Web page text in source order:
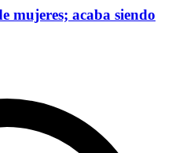
mujeres; acaba siendo